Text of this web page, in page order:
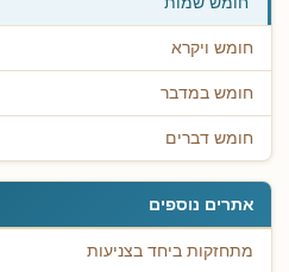
חומש ויקרא
חומש במדבר
חומש דברים
אתרים נוספים
מתחזקות ביחד בצניעות